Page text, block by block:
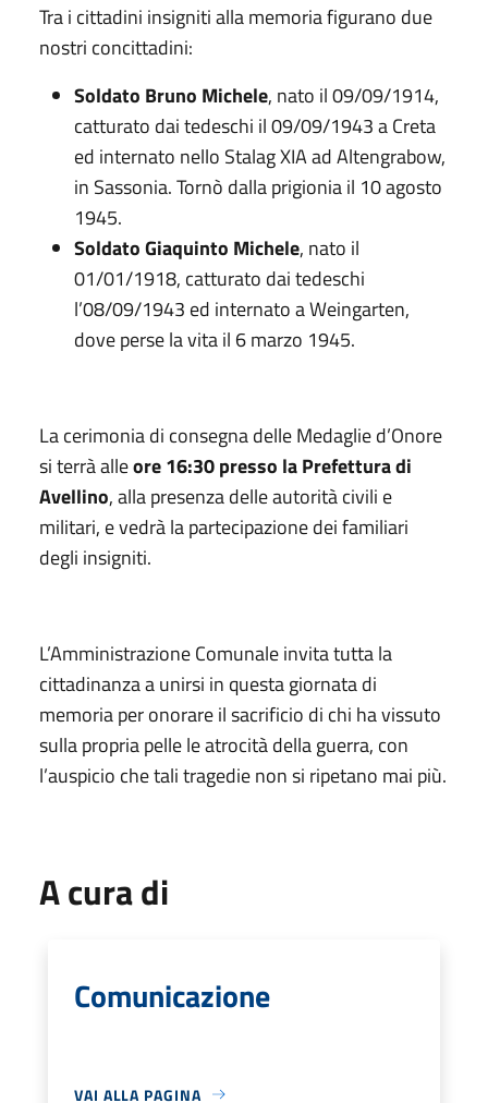
Tra i cittadini insigniti alla memoria figurano due
nostri concittadini:
Soldato Bruno Michele, nato il 09/09/1914,
catturato dai tedeschi il 09/09/1943 a Creta
ed internato nello Stalag XIA ad Altengrabow,
in Sassonia. Tornò dalla prigionia il 10 agosto
1945.
Soldato Giaquinto Michele, nato il
01/01/1918, catturato dai tedeschi
l’08/09/1943 ed internato a Weingarten,
dove perse la vita il 6 marzo 1945.
La cerimonia di consegna delle Medaglie d’Onore
si terrà alleore 16:30presso la Prefettura di
Avellino, alla presenza delle autorità civili e
militari, e vedrà la partecipazione dei familiari
degli insigniti.
L’Amministrazione Comunale invita tutta la
cittadinanza a unirsi in questa giornata di
memoria per onorare il sacrificio di chi ha vissuto
sulla propria pelle le atrocità della guerra, con
l’auspicio che tali tragedie non si ripetano mai più.
A cura di
Comunicazione
VAI ALLA PAGINA